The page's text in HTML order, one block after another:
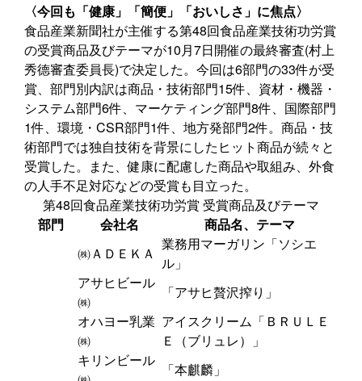
〈今回も「健康」「簡便」「おいしさ」に焦点〉
食品産業新聞社が主催する第48回食品産業技術功労賞
の受賞商品及びテーマが10月7日開催の最終審査(村上
秀德審査委員長)で決定した。今回は6部門の33件が受
賞、部門別内訳は商品・技術部門15件、資材・機器・
システム部門6件、マーケティング部門8件、国際部門
1件、環境・CSR部門1件、地方発部門2件。商品・技
術部門では独自技術を背景にしたヒット商品が続々と
受賞した。また、健康に配慮した商品や取組み、外食
の人手不足対応などの受賞も目立った。
第48回食品産業技術功労賞 受賞商品及びテーマ
部門
会社名 商品名、テーマ
㈱ＡＤＥＫＡ
業務用マーガリン「ソシエ
ル」
アサヒビール
㈱
「アサヒ贅沢搾り」
オハヨー乳業
㈱
アイスクリーム「ＢＲＵＬＥ
Ｅ（ブリュレ）」
キリンビール
「本麒麟」